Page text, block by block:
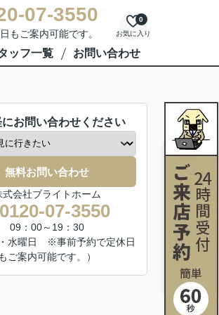
07-3550
ご案内可能です。 お気に入り
0
ッフ一覧 お問い合わせ
にお問い合わせください
無料お問い合わせ
式会社ブライトホーム
0120-07-3550
09：00～19：30
・水曜日 ※事前予約で定休日
もご案内可能です。）